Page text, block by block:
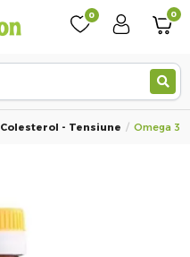
0 0
Colesterol - Tensiune Omega 3